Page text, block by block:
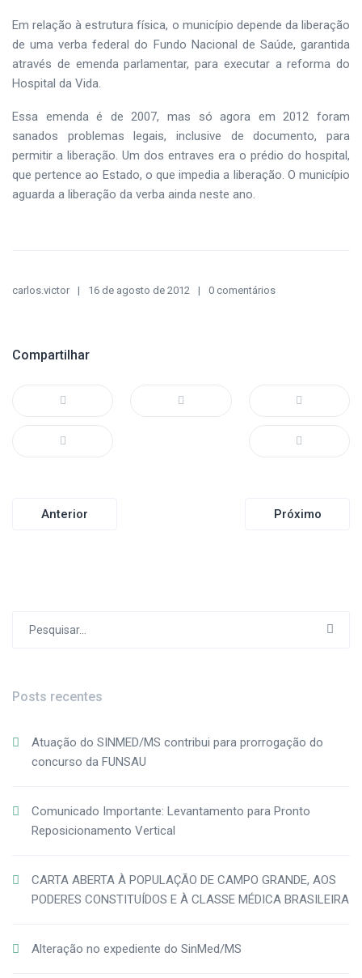
Em relação à estrutura física, o município depende da liberação
de uma verba federal do Fundo Nacional de Saúde, garantida
através de emenda parlamentar, para executar a reforma do
Hospital da Vida.
Essa emenda é de 2007, mas só agora em 2012 foram
sanados problemas legais, inclusive de documento, para
permitir a liberação. Um dos entraves era o prédio do hospital,
que pertence ao Estado, o que impedia a liberação. O município
aguarda a liberação da verba ainda neste ano.
carlos.victor 16 de agosto de 2012 0 comentários
Compartilhar
Navegação
Anterior Próximo
Posts recentes
Atuação do SINMED/MS contribui para prorrogação do
concurso da FUNSAU
Comunicado Importante: Levantamento para Pronto
Reposicionamento Vertical
CARTA ABERTA À POPULAÇÃO DE CAMPO GRANDE, AOS
PODERES CONSTITUÍDOS E À CLASSE MÉDICA BRASILEIRA
Alteração no expediente do SinMed/MS